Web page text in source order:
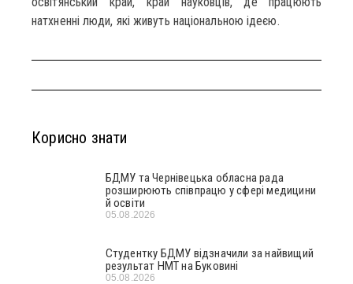
натхненні люди, які живуть національною ідеєю.
Корисно знати
БДМУ та Чернівецька обласна рада
розширюють співпрацю у сфері медицини
й освіти
05.08.2026
Студентку БДМУ відзначили за найвищий
результат НМТ на Буковині
05.08.2026